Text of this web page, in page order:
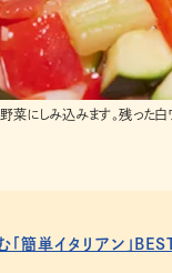
にしみ込みます。残った白ワ
「簡単イタリアン」